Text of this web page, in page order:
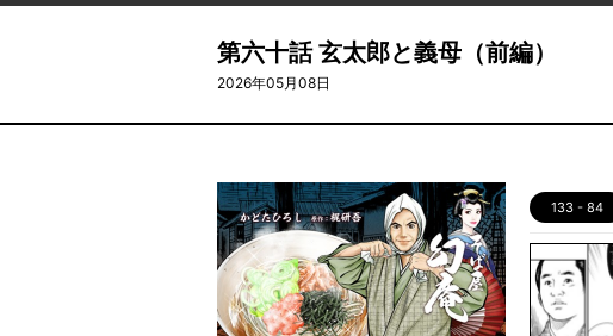
第六十話 玄太郎と義母（前編）
2026年05月08日
133 - 84